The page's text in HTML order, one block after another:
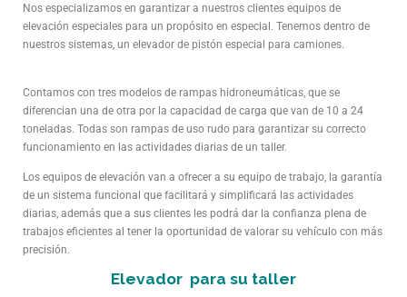
Nos especializamos en garantizar a nuestros clientes equipos de
elevación especiales para un propósito en especial. Tenemos dentro de
nuestros sistemas, un elevador de pistón especial para camiones.
Contamos con tres modelos de rampas hidroneumáticas, que se
diferencian una de otra por la capacidad de carga que van de 10 a 24
toneladas. Todas son rampas de uso rudo para garantizar su correcto
funcionamiento en las actividades diarias de un taller.
Los equipos de elevación van a ofrecer a su equipo de trabajo, la garantía
de un sistema funcional que facilitará y simplificará las actividades
diarias, además que a sus clientes les podrá dar la confianza plena de
trabajos eficientes al tener la oportunidad de valorar su vehículo con más
precisión.
Elevador para su taller